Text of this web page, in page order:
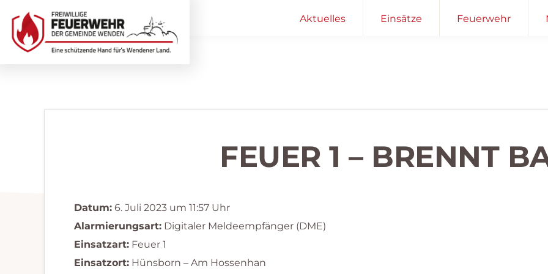
Hauptnavigation
springen
Inhalt
springen
Aktuelles Einsätze Feuerwehr
FEUER 1 – BRENNT
Datum: 6. Juli 2023 um 11:57 Uhr
Alarmierungsart: Digitaler Meldeempfänger (DME)
Einsatzart: Feuer 1
Einsatzort: Hünsborn – Am Hossenhan